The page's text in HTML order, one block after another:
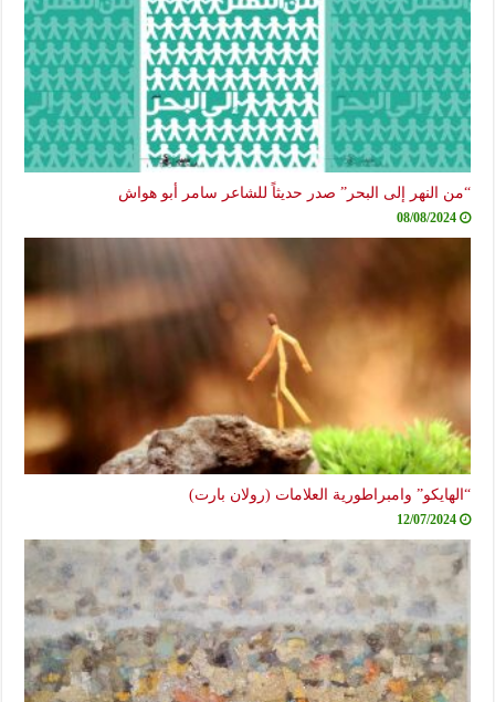
“من النهر إلى البحر” صدر حديثاً للشاعر سامر أبو هواش
08/08/2024
“الهايكو” وامبراطورية العلامات (رولان بارت)
12/07/2024